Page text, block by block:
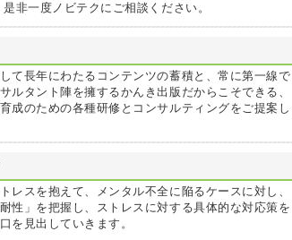
非一度ノビテクにご相談ください。
て長年にわたるコンテンツの蓄積と、常に第一線で
ルタント陣を擁するかんき出版だからこそできる、
成のための各種研修とコンサルティングをご提案し
レスを抱えて、メンタル不全に陥るケースに対し、
性」を把握し、ストレスに対する具体的な対応策を
を見出していきます。